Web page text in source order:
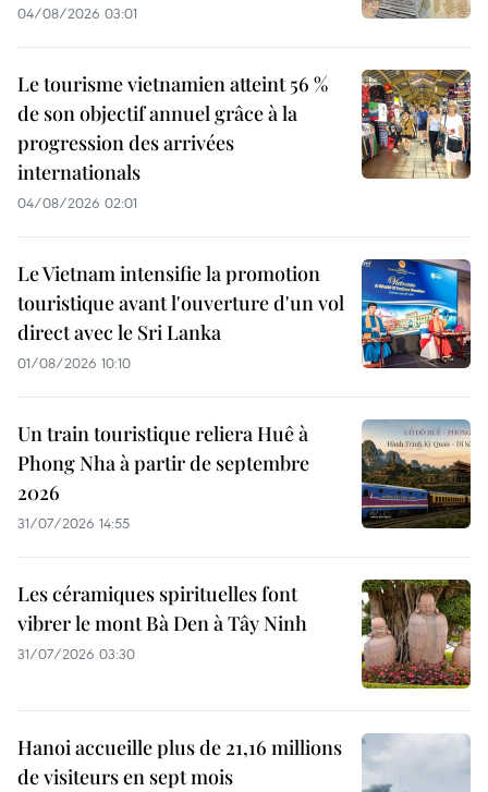
04/08/2026 03:01
Le tourisme vietnamien atteint 56 %
de son objectif annuel grâce à la
progression des arrivées
internationals
04/08/2026 02:01
Le Vietnam intensifie la promotion
touristique avant l'ouverture d'un vol
direct avec le Sri Lanka
01/08/2026 10:10
Un train touristique reliera Huê à
Phong Nha à partir de septembre
2026
31/07/2026 14:55
Les céramiques spirituelles font
vibrer le mont Bà Den à Tây Ninh
31/07/2026 03:30
Hanoi accueille plus de 21,16 millions
de visiteurs en sept mois ​